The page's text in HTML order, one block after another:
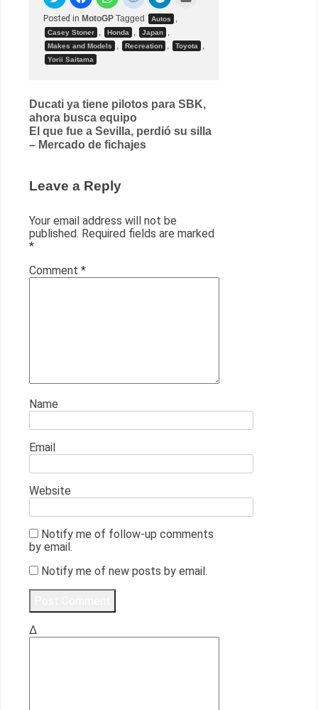
Posted in MotoGP Tagged Autos
Casey Stoner Honda Japan
Makes and Models Recreation Toyota
Yorii Saitama
Post
navigation
Ducati ya tiene pilotos para SBK,
ahora busca equipo
El que fue a Sevilla, perdió su silla
– Mercado de fichajes
Leave a Reply
Your email address will not be
published. Required fields are marked
*
Comment *
Name
Email
Website
Notify me of follow-up comments
by email.
Notify me of new posts by email.
Δ